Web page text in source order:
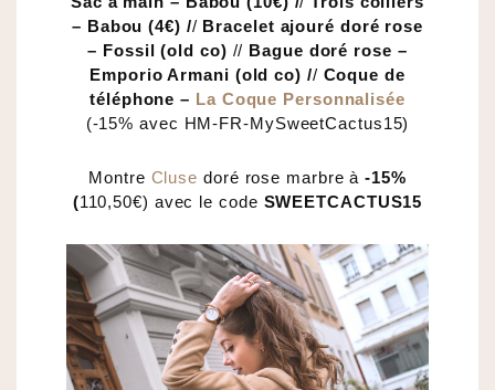
– Babou (4€) // Bracelet ajouré doré rose
– Fossil (old co) // Bague doré rose –
Emporio Armani (old co) // Coque de
téléphone – La Coque Personnalisée
(-15% avec HM-FR-MySweetCactus15)
Montre Cluse doré rose marbre à -15%
(110,50€) avec le code SWEETCACTUS15